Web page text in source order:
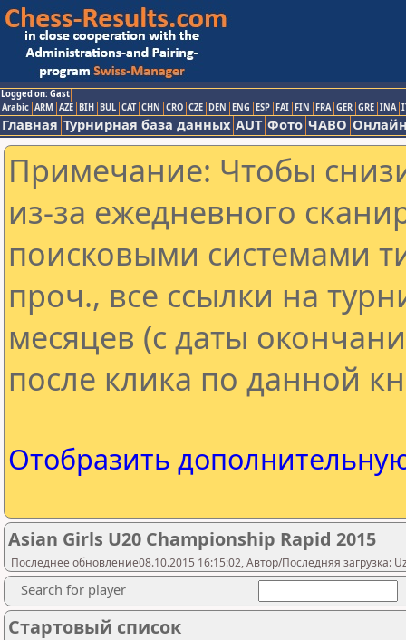
Logged on: Gast
Arabic ARM AZE BIH BUL CAT CHN CRO CZE DEN ENG ESP FAI FIN FRA GER GRE INA
Главная Турнирная база данных AUT Фото ЧАВО
Примечание: Чтобы
из-за ежедневного
поисковыми системами
проч., все ссылки на
месяцев (с даты
после клика по данной
Отобразить
Asian Girls U20 Championship Rapid 2015
Последнее обновление08.10.2015 16:15:02, Автор/Последняя загрузка:
Search for player
Стартовый список